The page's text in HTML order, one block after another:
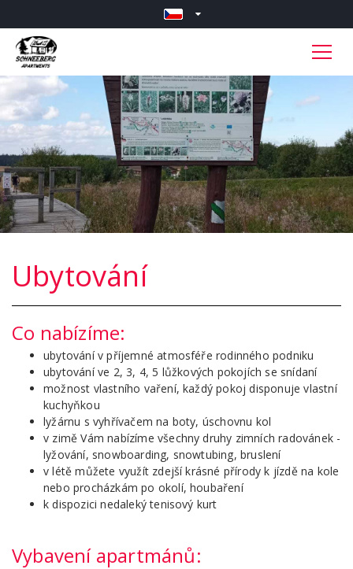
Ubytování
Co nabízíme:
ubytování v příjemné atmosféře rodinného podniku
ubytování ve 2, 3, 4, 5 lůžkových pokojích se snídaní
možnost vlastního vaření, každý pokoj disponuje vlastní
kuchyňkou
lyžárnu s vyhřívačem na boty, úschovnu kol
v zimě Vám nabízíme všechny druhy zimních radovánek -
lyžování, snowboarding, snowtubing, bruslení
v létě můžete využít zdejší krásné přírody k jízdě na kole
nebo procházkám po okolí, houbaření
k dispozici nedaleký tenisový kurt
Vybavení apartmánů: